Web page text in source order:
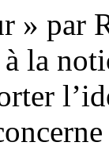
» par
la